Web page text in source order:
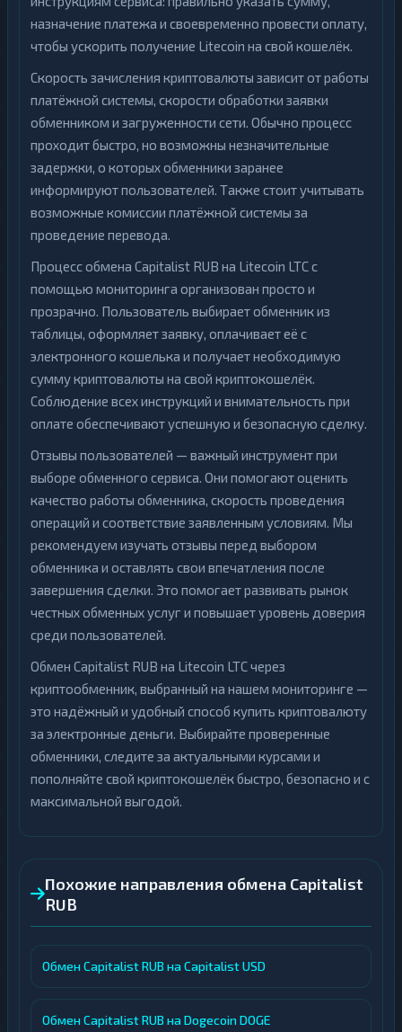
назначение платежа и своевременно провести оплату,
чтобы ускорить получение Litecoin на свой кошелёк.
Скорость зачисления криптовалюты зависит от работы
платёжной системы, скорости обработки заявки
обменником и загруженности сети. Обычно процесс
проходит быстро, но возможны незначительные
задержки, о которых обменники заранее
информируют пользователей. Также стоит учитывать
возможные комиссии платёжной системы за
проведение перевода.
Процесс обмена Capitalist RUB на Litecoin LTC с
помощью мониторинга организован просто и
прозрачно. Пользователь выбирает обменник из
таблицы, оформляет заявку, оплачивает её с
электронного кошелька и получает необходимую
сумму криптовалюты на свой криптокошелёк.
Соблюдение всех инструкций и внимательность при
оплате обеспечивают успешную и безопасную сделку.
Отзывы пользователей — важный инструмент при
выборе обменного сервиса. Они помогают оценить
качество работы обменника, скорость проведения
операций и соответствие заявленным условиям. Мы
рекомендуем изучать отзывы перед выбором
обменника и оставлять свои впечатления после
завершения сделки. Это помогает развивать рынок
честных обменных услуг и повышает уровень доверия
среди пользователей.
Обмен Capitalist RUB на Litecoin LTC через
криптообменник, выбранный на нашем мониторинге —
это надёжный и удобный способ купить криптовалюту
за электронные деньги. Выбирайте проверенные
обменники, следите за актуальными курсами и
пополняйте свой криптокошелёк быстро, безопасно и с
максимальной выгодой.
Похожие направления обмена Capitalist
RUB
Обмен Capitalist RUB на Capitalist USD
Обмен Capitalist RUB на Dogecoin DOGE